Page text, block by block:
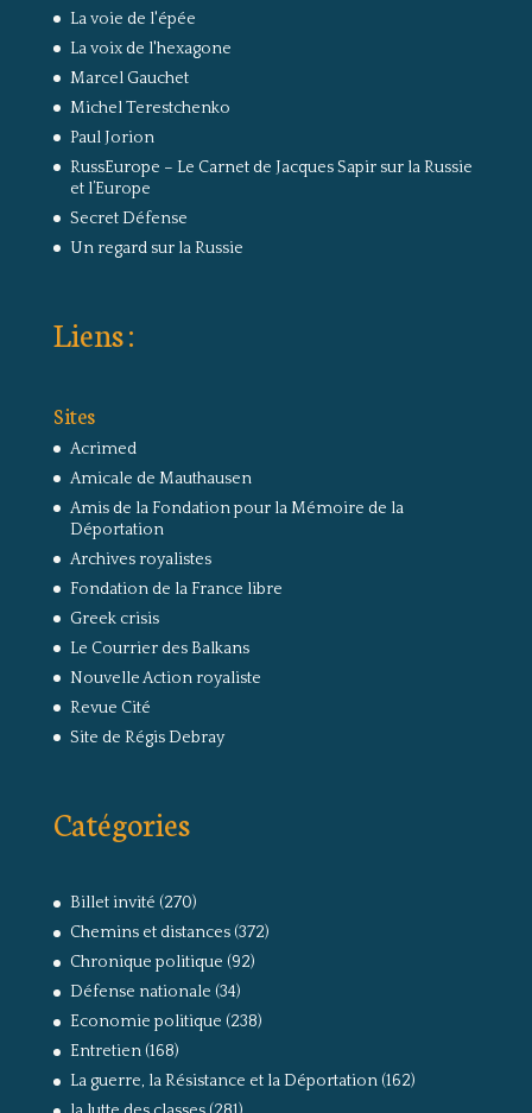
La voie de l'épée
La voix de l'hexagone
Marcel Gauchet
Michel Terestchenko
Paul Jorion
RussEurope – Le Carnet de Jacques Sapir sur la Russie
et l’Europe
Secret Défense
Un regard sur la Russie
Liens :
Sites
Acrimed
Amicale de Mauthausen
Amis de la Fondation pour la Mémoire de la
Déportation
Archives royalistes
Fondation de la France libre
Greek crisis
Le Courrier des Balkans
Nouvelle Action royaliste
Revue Cité
Site de Régis Debray
Catégories
Billet invité (270)
Chemins et distances(372)
Chronique politique (92)
Défense nationale (34)
Economie politique (238)
Entretien(168)
La guerre, la Résistance et la Déportation(162)